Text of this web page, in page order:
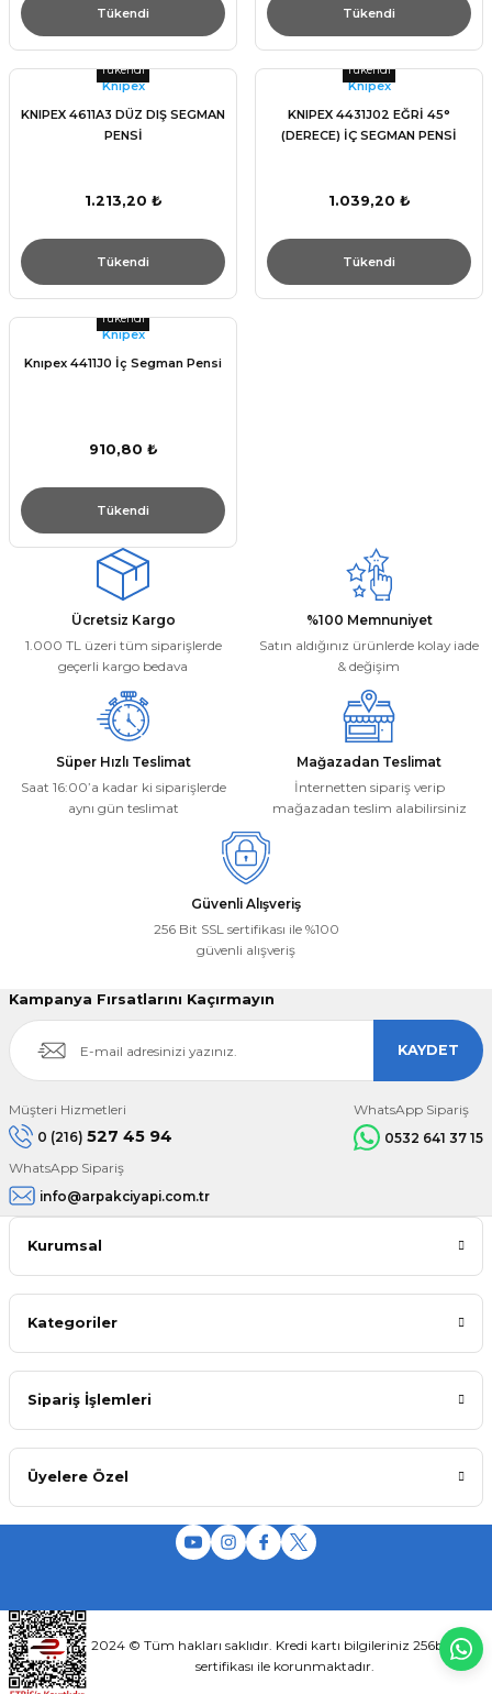
Tükendi Tükendi
Tükendi
Knıpex
KNIPEX 4611A3 DÜZ DIŞ SEGMAN
PENSİ
1.213,20 ₺
Tükendi
Tükendi
Knıpex
KNIPEX 4431J02 EĞRİ 45°
(DERECE) İÇ SEGMAN PENSİ
1.039,20 ₺
Tükendi
Tükendi
Knıpex
Knıpex 4411J0 İç Segman Pensi
910,80 ₺
Tükendi
Ücretsiz Kargo
1.000 TL üzeri tüm siparişlerde
geçerli kargo bedava
%100 Memnuniyet
Satın aldığınız ürünlerde kolay iade
& değişim
Süper Hızlı Teslimat
Saat 16:00’a kadar ki siparişlerde
aynı gün teslimat
Mağazadan Teslimat
İnternetten sipariş verip
mağazadan teslim alabilirsiniz
Güvenli Alışveriş
256 Bit SSL sertifikası ile %100
güvenli alışveriş
Kampanya Fırsatlarını Kaçırmayın
KAYDET
Müşteri Hizmetleri
0 (216) 527 45 94
WhatsApp Sipariş
0532 641 37 15
WhatsApp Sipariş
info@arpakciyapi.com.tr
Kurumsal
Kategoriler
Sipariş İşlemleri
Üyelere Özel
2024 © Tüm hakları saklıdır. Kredi kartı bilgileriniz 256bit SSL
sertifikası ile korunmaktadır.